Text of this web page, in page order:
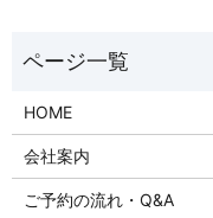
HOME
会社案内
ご予約の流れ・Q&A